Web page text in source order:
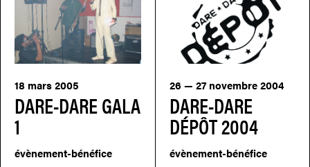
DARE-DARE GALA
1
18 mars 2005
évènement-bénéfice
DARE-DARE
DÉPÔT 2004
26 — 27 novembre 2004
évènement-bénéfice